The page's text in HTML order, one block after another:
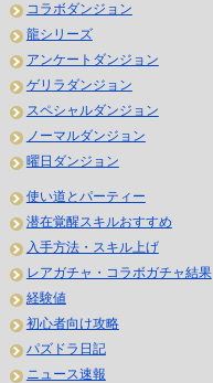
コラボダンジョン
龍シリーズ
アンケートダンジョン
ゲリラダンジョン
スペシャルダンジョン
ノーマルダンジョン
曜日ダンジョン
使い道とパーティー
潜在覚醒スキルおすすめ
入手方法・スキル上げ
レアガチャ・コラボガチャ結果
経験値
初心者向け攻略
パズドラ日記
ニュース速報